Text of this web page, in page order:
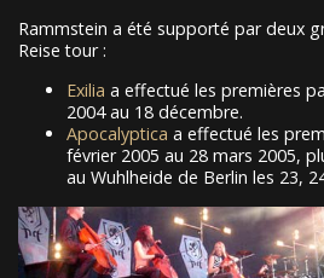
Rammstein a été supporté par deux
Reise tour :
Exilia a effectué les premières
2004 au 18 décembre.
Apocalyptica a effectué les
février 2005 au 28 mars 2005,
au Wuhlheide de Berlin les 23,